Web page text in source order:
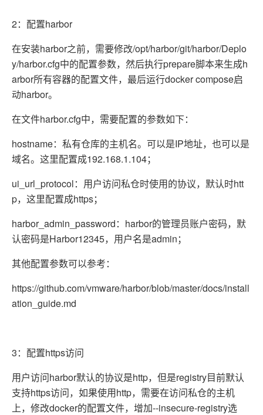
2：配置harbor
在安装harbor之前，需要修改/opt/harbor/git/harbor/Deplo
y/harbor.cfg中的配置参数，然后执行prepare脚本来生成h
arbor所有容器的配置文件，最后运行docker compose启
动harbor。
在文件harbor.cfg中，需要配置的参数如下：
hostname：私有仓库的主机名。可以是IP地址，也可以是
域名。这里配置成192.168.1.104；
ui_url_protocol：用户访问私仓时使用的协议，默认时htt
p，这里配置成https；
harbor_admin_password：harbor的管理员账户密码，默
认密码是Harbor12345，用户名是admin；
其他配置参数可以参考：
https://github.com/vmware/harbor/blob/master/docs/install
ation_guide.md
3：配置https访问
用户访问harbor默认的协议是http，但是registry目前默认
支持https访问，如果使用http，需要在访问私仓的主机
上，修改docker的配置文件，增加--insecure-registry选